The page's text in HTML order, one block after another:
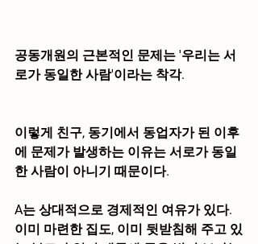
공동개원의 근본적인 문제는 '우리는 서
로가 동일한 사람'이라는 착각.
이렇게 친구, 동기에서 동업자가 된 이후
에 문제가 발생하는 이유는 서로가 동일
한 사람이 아니기 때문이다.
A는 상대적으로 경제적인 여유가 있다.
이미 마련한 집도, 이미 뒷받침해 주고 있